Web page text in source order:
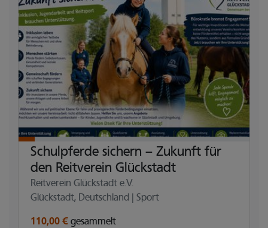
Schulpferde sichern – Zukunft für
den Reitverein Glückstadt
Reitverein Glückstadt e.V.
Glückstadt, Deutschland | Sport
110,00 € gesammelt